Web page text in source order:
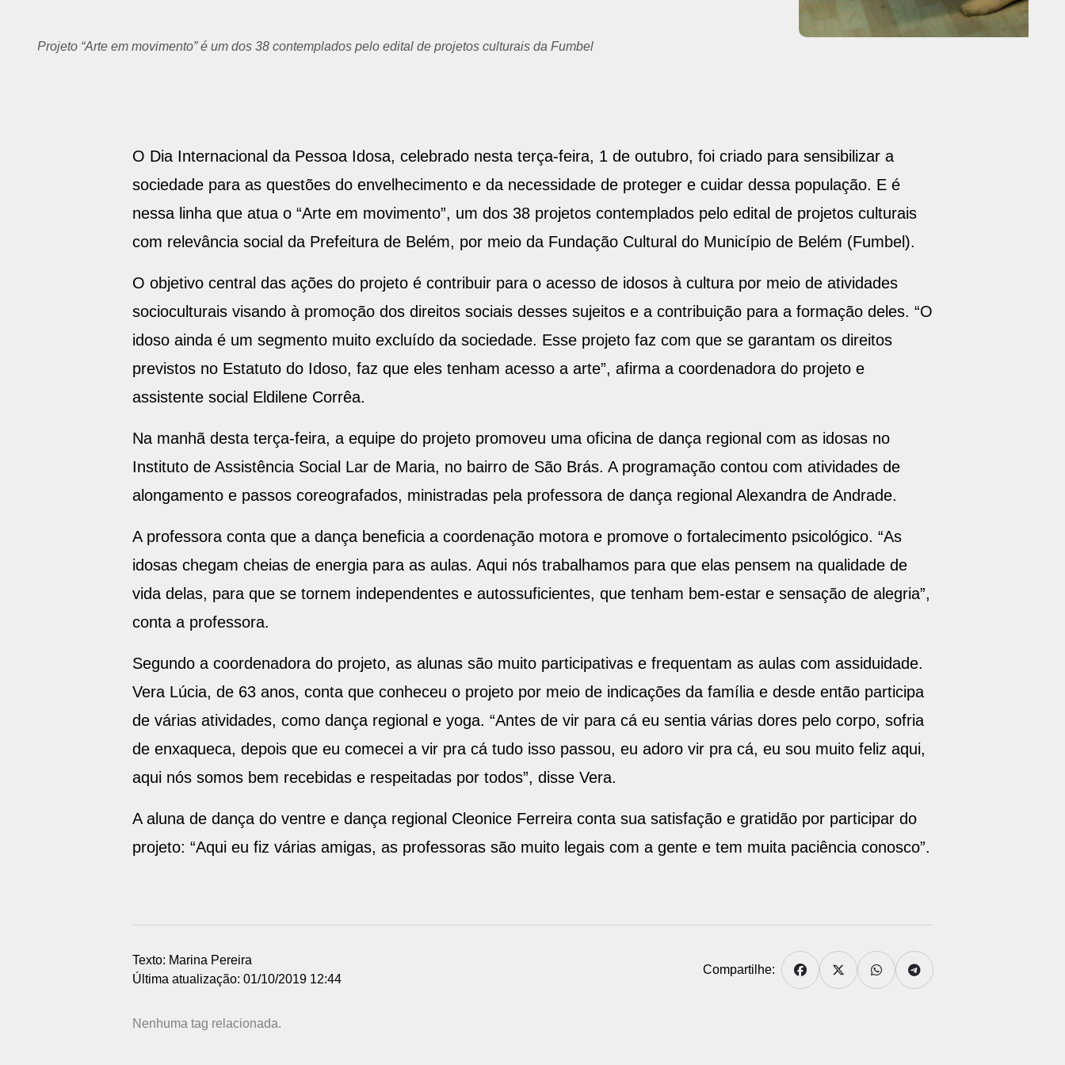
Projeto “Arte em movimento” é um dos 38 contemplados pelo edital de projetos culturais da Fumbel
O Dia Internacional da Pessoa Idosa, celebrado nesta terça-feira, 1 de outubro, foi criado para sensibilizar a
sociedade para as questões do envelhecimento e da necessidade de proteger e cuidar dessa população. E é
nessa linha que atua o “Arte em movimento”, um dos 38 projetos contemplados pelo edital de projetos culturais
com relevância social da Prefeitura de Belém, por meio da Fundação Cultural do Município de Belém (Fumbel).
O objetivo central das ações do projeto é contribuir para o acesso de idosos à cultura por meio de atividades
socioculturais visando à promoção dos direitos sociais desses sujeitos e a contribuição para a formação deles. “O
idoso ainda é um segmento muito excluído da sociedade. Esse projeto faz com que se garantam os direitos
previstos no Estatuto do Idoso, faz que eles tenham acesso a arte”, afirma a coordenadora do projeto e
assistente social Eldilene Corrêa.
Na manhã desta terça-feira, a equipe do projeto promoveu uma oficina de dança regional com as idosas no
Instituto de Assistência Social Lar de Maria, no bairro de São Brás. A programação contou com atividades de
alongamento e passos coreografados, ministradas pela professora de dança regional Alexandra de Andrade.
A professora conta que a dança beneficia a coordenação motora e promove o fortalecimento psicológico. “As
idosas chegam cheias de energia para as aulas. Aqui nós trabalhamos para que elas pensem na qualidade de
vida delas, para que se tornem independentes e autossuficientes, que tenham bem-estar e sensação de alegria”,
conta a professora.
Segundo a coordenadora do projeto, as alunas são muito participativas e frequentam as aulas com assiduidade.
Vera Lúcia, de 63 anos, conta que conheceu o projeto por meio de indicações da família e desde então participa
de várias atividades, como dança regional e yoga. “Antes de vir para cá eu sentia várias dores pelo corpo, sofria
de enxaqueca, depois que eu comecei a vir pra cá tudo isso passou, eu adoro vir pra cá, eu sou muito feliz aqui,
aqui nós somos bem recebidas e respeitadas por todos”, disse Vera.
A aluna de dança do ventre e dança regional Cleonice Ferreira conta sua satisfação e gratidão por participar do
projeto: “Aqui eu fiz várias amigas, as professoras são muito legais com a gente e tem muita paciência conosco”.
Texto: Marina Pereira
Última atualização: 01/10/2019 12:44
Compartilhe:
Nenhuma tag relacionada.